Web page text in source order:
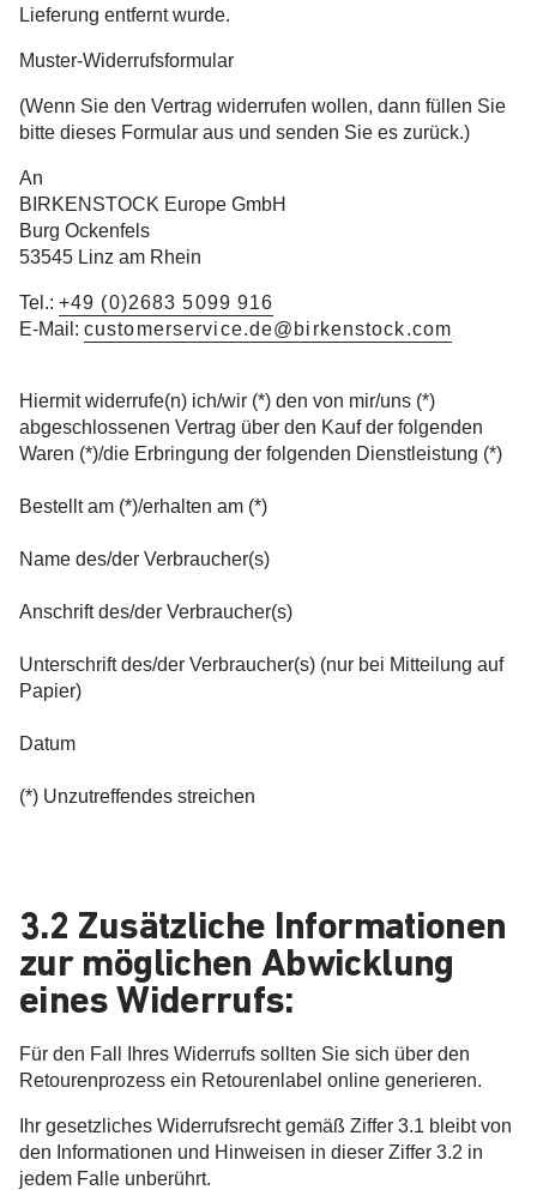
Lieferung entfernt wurde.
Muster-Widerrufsformular
(Wenn Sie den Vertrag widerrufen wollen, dann füllen Sie
bitte dieses Formular aus und senden Sie es zurück.)
An
BIRKENSTOCK Europe GmbH
Burg Ockenfels
53545 Linz am Rhein
Tel.: +49 (0)2683 5099 916
E-Mail: customerservice.de@birkenstock.com
Hiermit widerrufe(n) ich/wir (*) den von mir/uns (*)
abgeschlossenen Vertrag über den Kauf der folgenden
Waren (*)/die Erbringung der folgenden Dienstleistung (*)
Bestellt am (*)/erhalten am (*)
Name des/der Verbraucher(s)
Anschrift des/der Verbraucher(s)
Unterschrift des/der Verbraucher(s) (nur bei Mitteilung auf
Papier)
Datum
(*) Unzutreffendes streichen
3.2 Zusätzliche Informationen
zur möglichen Abwicklung
eines Widerrufs:
Für den Fall Ihres Widerrufs sollten Sie sich über den
Retourenprozess ein Retourenlabel online generieren.
Ihr gesetzliches Widerrufsrecht gemäß Ziffer 3.1 bleibt von
den Informationen und Hinweisen in dieser Ziffer 3.2 in
jedem Falle unberührt.